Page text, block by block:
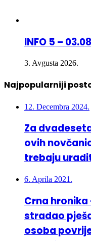
INFO 5 –
3. Avgusta 2026.
Najpopularniji
12. Decembra 2024.
Za
ovih
trebaju
6. Aprila 2021.
Crna hronika
stradao
osoba